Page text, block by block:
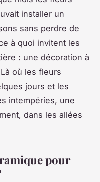
installer un
sans perdre de
à quoi invitent les
: une décoration à
où les fleurs
jours et les
intempéries, une
dans les allées
pour